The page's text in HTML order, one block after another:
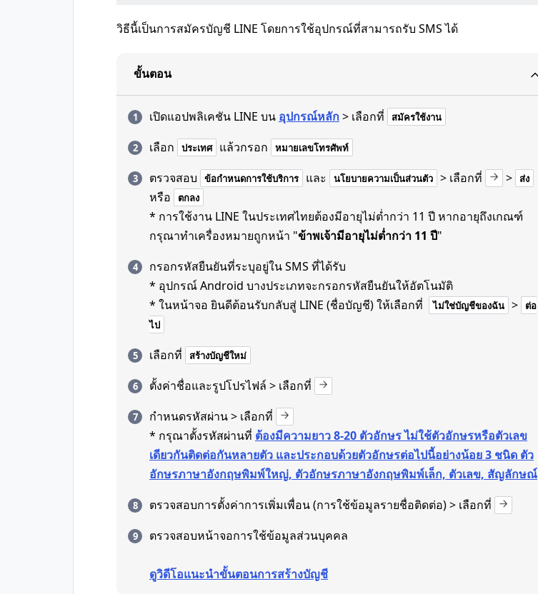
วิธีนี้เป็นการสมัครบัญชี LINE โดยการใช้อุปกรณ์ที่สามารถรับ SMS ได้
ขั้นตอน
เปิดแอปพลิเคชัน LINE บน อุปกรณ์หลัก > เลือกที่ สมัครใช้งาน
เลือก ประเทศ แล้วกรอก หมายเลขโทรศัพท์
ตรวจสอบ ข้อกำหนดการใช้บริการ และ นโยบายความเป็นส่วนตัว > เลือกที่ > ส่ง
หรือ ตกลง
* การใช้งาน LINE ในประเทศไทยต้องมีอายุไม่ต่ำกว่า 11 ปี หากอายุถึงเกณฑ์
กรุณาทำเครื่องหมายถูกหน้า "ข้าพเจ้ามีอายุไม่ต่ำกว่า 11 ปี"
กรอกรหัสยืนยันที่ระบุอยู่ใน SMS ที่ได้รับ
* อุปกรณ์ Android บางประเภทจะกรอกรหัสยืนยันให้อัตโนมัติ
* ในหน้าจอ ยินดีต้อนรับกลับสู่ LINE (ชื่อบัญชี) ให้เลือกที่
ไม่ใช่บัญชีของฉัน >
ต่อ
ไป
เลือกที่ สร้างบัญชีใหม่
ตั้งค่าชื่อและรูปโปรไฟล์ > เลือกที่
กำหนดรหัสผ่าน > เลือกที่
* กรุณาตั้งรหัสผ่านที่ ต้องมีความยาว 8-20 ตัวอักษร ไม่ใช้ตัวอักษรหรือตัวเลข
เดียวกันติดต่อกันหลายตัว และประกอบด้วยตัวอักษรต่อไปนี้อย่างน้อย 3 ชนิด ตัว
อักษรภาษาอังกฤษพิมพ์ใหญ่, ตัวอักษรภาษาอังกฤษพิมพ์เล็ก, ตัวเลข, สัญลักษณ์
ตรวจสอบการตั้งค่าการเพิ่มเพื่อน (การใช้ข้อมูลรายชื่อติดต่อ) > เลือกที่
ตรวจสอบหน้าจอการใช้ข้อมูลส่วนบุคคล
ดูวิดีโอแนะนำขั้นตอนการสร้างบัญชี